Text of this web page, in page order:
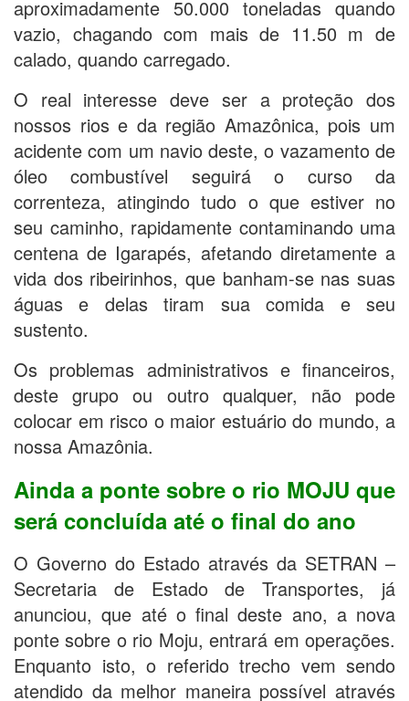
aproximadamente 50.000 toneladas quando
vazio, chagando com mais de 11.50 m de
calado, quando carregado.
O real interesse deve ser a proteção dos
nossos rios e da região Amazônica, pois um
acidente com um navio deste, o vazamento de
óleo combustível seguirá o curso da
correnteza, atingindo tudo o que estiver no
seu caminho, rapidamente contaminando uma
centena de Igarapés, afetando diretamente a
vida dos ribeirinhos, que banham-se nas suas
águas e delas tiram sua comida e seu
sustento.
Os problemas administrativos e financeiros,
deste grupo ou outro qualquer, não pode
colocar em risco o maior estuário do mundo, a
nossa Amazônia.
Ainda a ponte sobre o rio MOJU que
será concluída até o final do ano
O Governo do Estado através da SETRAN –
Secretaria de Estado de Transportes, já
anunciou, que até o final deste ano, a nova
ponte sobre o rio Moju, entrará em operações.
Enquanto isto, o referido trecho vem sendo
atendido da melhor maneira possível através